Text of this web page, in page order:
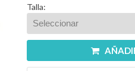
Talla: